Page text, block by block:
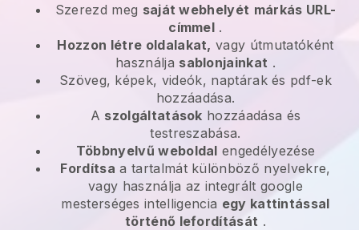
Szerezd meg saját webhelyét márkás URL-
címmel .
Hozzon létre oldalakat, vagy útmutatóként
használja sablonjainkat .
Szöveg, képek, videók, naptárak és pdf-ek
hozzáadása.
A szolgáltatások hozzáadása és
testreszabása.
Többnyelvű weboldal engedélyezése
Fordítsa a tartalmát különböző nyelvekre,
vagy használja az integrált google
mesterséges intelligencia egy kattintással
történő lefordítását .